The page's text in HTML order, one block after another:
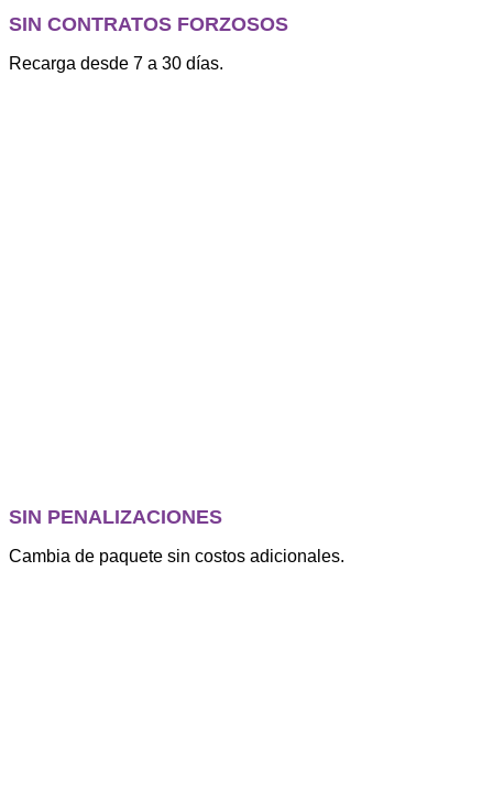
SIN CONTRATOS FORZOSOS
Recarga desde 7 a 30 días.
SIN PENALIZACIONES
Cambia de paquete sin costos adicionales.